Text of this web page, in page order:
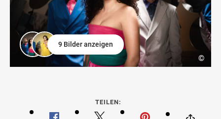
©
9 Bilder anzeigen
TEILEN: